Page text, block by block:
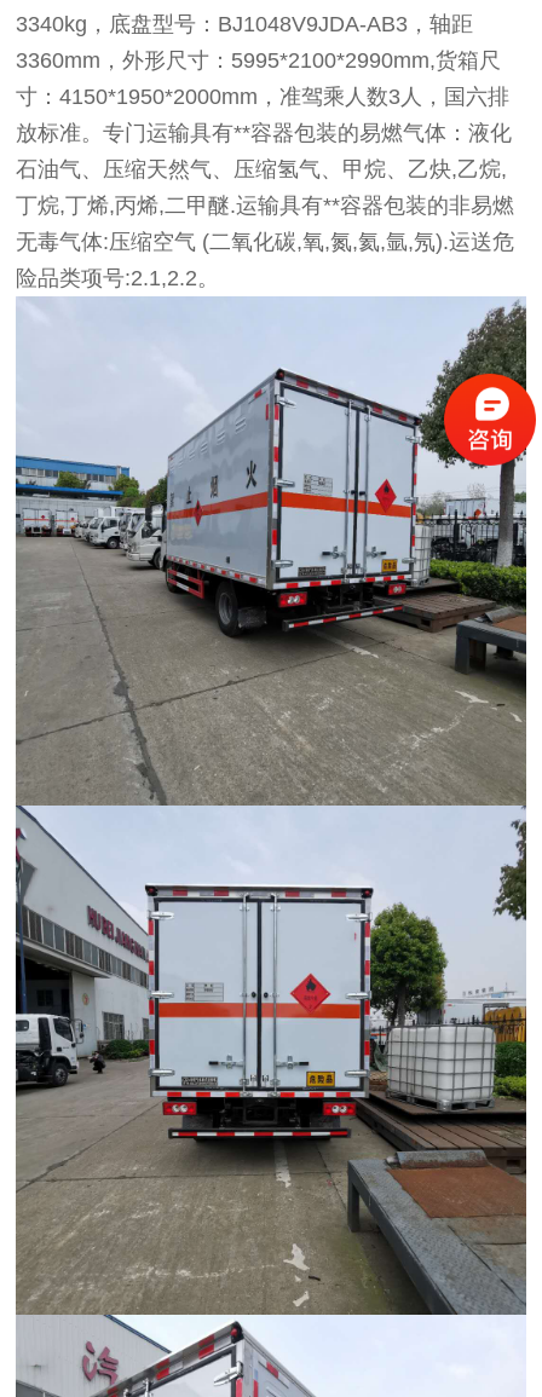
3340kg，底盘型号：BJ1048V9JDA-AB3，轴距
3360mm，外形尺寸：5995*2100*2990mm,货箱尺
寸：4150*1950*2000mm，准驾乘人数3人，国六排
放标准。专门运输具有**容器包装的易燃气体：液化
石油气、压缩天然气、压缩氢气、甲烷、乙炔,乙烷,
丁烷,丁烯,丙烯,二甲醚.运输具有**容器包装的非易燃
无毒气体:压缩空气 (二氧化碳,氧,氮,氦,氩,氖).运送危
险品类项号:2.1,2.2。